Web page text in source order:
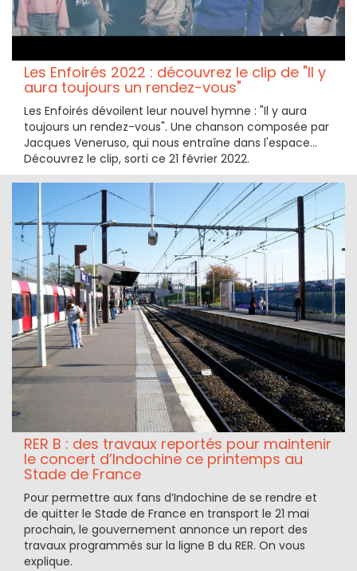
Les Enfoirés 2022 : découvrez le clip de "Il y
aura toujours un rendez-vous"
Les Enfoirés dévoilent leur nouvel hymne : "Il y aura
toujours un rendez-vous". Une chanson composée par
Jacques Veneruso, qui nous entraîne dans l'espace...
Découvrez le clip, sorti ce 21 février 2022.
RER B : des travaux reportés pour maintenir
le concert d’Indochine ce printemps au
Stade de France
Pour permettre aux fans d’Indochine de se rendre et
de quitter le Stade de France en transport le 21 mai
prochain, le gouvernement annonce un report des
travaux programmés sur la ligne B du RER. On vous
explique.